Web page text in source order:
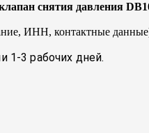
снятия давления
ИНН, контактные
1-3 рабочих дней.